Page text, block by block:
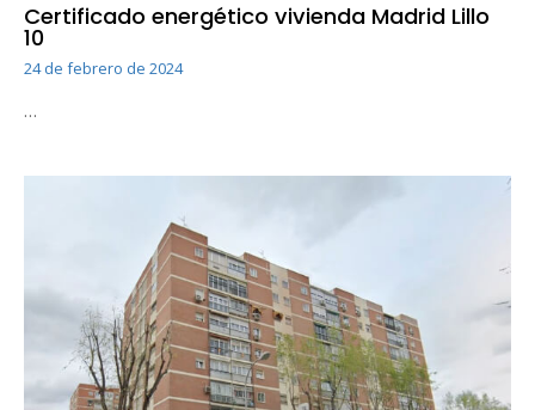
Certificado energético vivienda Madrid Lillo
10
24 de febrero de 2024
…